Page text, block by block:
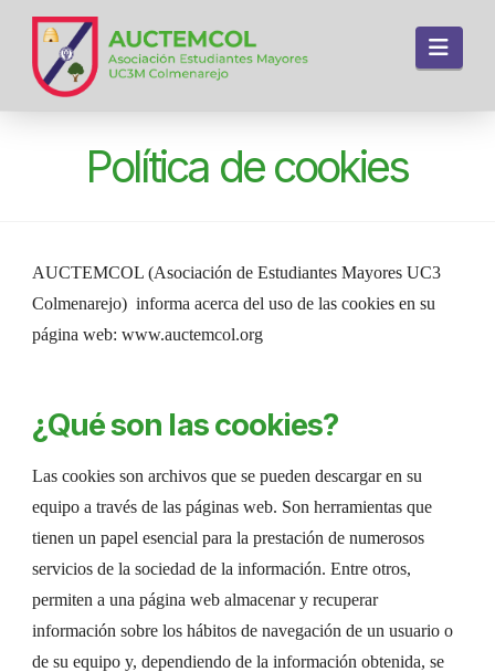
Política de cookies
AUCTEMCOL (Asociación de Estudiantes Mayores UC3
Colmenarejo) informa acerca del uso de las cookies en su
página web: www.auctemcol.org
¿Qué son las cookies?
Las cookies son archivos que se pueden descargar en su
equipo a través de las páginas web. Son herramientas que
tienen un papel esencial para la prestación de numerosos
servicios de la sociedad de la información. Entre otros,
permiten a una página web almacenar y recuperar
información sobre los hábitos de navegación de un usuario o
de su equipo y, dependiendo de la información obtenida, se